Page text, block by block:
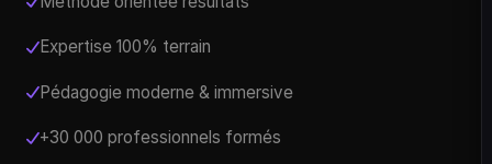
Expertise 100% terrain
Pédagogie moderne & immersive
+30 000 professionnels formés